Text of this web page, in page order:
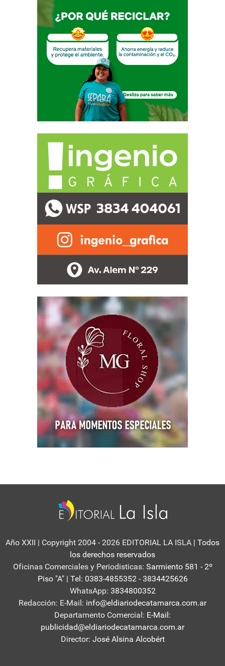
Año XXII | Copyright 2004 - 2026 EDITORIAL LA ISLA | Todos
los derechos reservados
Oficinas Comerciales y Periodisticas: Sarmiento 581 - 2º
Piso "A" | Tel: 0383-4855352 - 3834425626
WhatsApp: 3834800352
Redacción: E-Mail: info@eldiariodecatamarca.com.ar
Departamento Comercial: E-Mail:
publicidad@eldiariodecatamarca.com.ar
Director: José Alsina Alcobért